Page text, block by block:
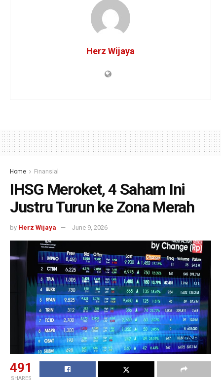
Herz Wijaya
Home Finansial
IHSG Meroket, 4 Saham Ini
Justru Turun ke Zona Merah
by Herz Wijaya June 9, 2026
491
SHARES